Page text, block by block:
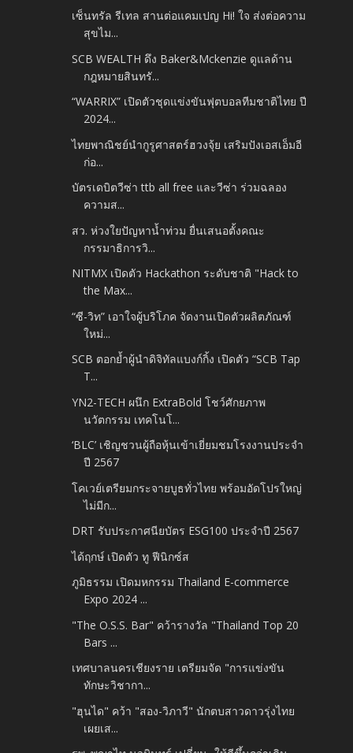
เซ็นทรัล รีเทล สานต่อแคมเปญ Hi! ใจ ส่งต่อความ
สุขไม...
SCB WEALTH ดึง Baker&Mckenzie ดูแลด้าน
กฎหมายสินทรั...
“WARRIX” เปิดตัวชุดแข่งขันฟุตบอลทีมชาติไทย ปี
2024...
ไทยพาณิชย์นำกูรูศาสตร์ฮวงจุ้ย เสริมปังเอสเอ็มอี
ก่อ...
บัตรเดบิตวีซ่า ttb all free และวีซ่า ร่วมฉลอง
ความส...
สว. ห่วงใยปัญหาน้ำท่วม ยื่นเสนอตั้งคณะ
กรรมาธิการวิ...
NITMX เปิดตัว Hackathon ระดับชาติ "Hack to
the Max...
“ซี-วิท” เอาใจผู้บริโภค จัดงานเปิดตัวผลิตภัณฑ์
ใหม่...
SCB ตอกย้ำผู้นำดิจิทัลแบงก์กิ้ง เปิดตัว “SCB Tap
T...
YN2-TECH ผนึก ExtraBold โชว์ศักยภาพ
นวัตกรรม เทคโนโ...
‘BLC’ เชิญชวนผู้ถือหุ้นเข้าเยี่ยมชมโรงงานประจำ
ปี 2567
โคเวย์เตรียมกระจายบูธทั่วไทย พร้อมอัดโปรใหญ่
ไม่มีก...
DRT รับประกาศนียบัตร ESG100 ประจำปี 2567
ได้ฤกษ์ เปิดตัว ทู ฟีนิกซ์ส
ภูมิธรรม เปิดมหกรรม Thailand E-commerce
Expo 2024 ...
"The O.S.S. Bar" คว้ารางวัล "Thailand Top 20
Bars ...
เทศบาลนครเชียงราย เตรียมจัด "การแข่งขัน
ทักษะวิชากา...
"ฮุนได" คว้า "สอง-วิภาวี" นักตบสาวดาวรุ่งไทย
เผยเส...